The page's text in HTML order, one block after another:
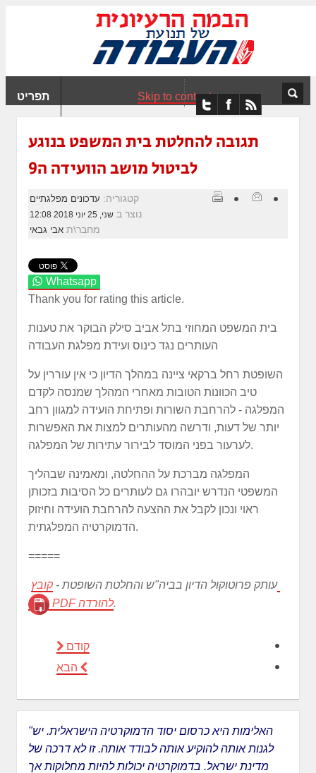
תפריט Skip to content
תגובה להחלטת בית המשפט בנוגע
לביטול מושב הוועידה ה9
קטגוריה: עדכונים מפלגתיים
נוצר ב שני, 25 יוני 2018 12:08
מחבר\ת אבי גבאי
Whatsapp
Thank you for rating this article.
בית המשפט המחוזי בתל אביב סילק הבוקר את טענות
העותרים נגד כינוס ועידת מפלגת העבודה
השופטת רחל ברקאי ציינה במהלך הדיון כי אין עוררין על
טיב הכוונות הטובות מאחרי המהלך שמנסה לקדם
המפלגה - להרחבת השורות ופתיחת הועידה למגוון רחב
יותר של דעות, ודרשה מהעותרים למצות את האפשרות
לערעור בפני המוסד לבירור עתירות של המפלגה.
המפלגה מברכת על ההחלטה, ומאמינה שבהליך
המשפטי הנדרש יובהרו גם לעותרים כל הסיבות בזכותן
ראוי ונכון לקבל את ההצעה להרחבת הועידה וחיזוק
הדמוקרטיה המפלגתית.
=====
עותק פרוטוקול הדיון בביה"ש והחלטת השופטת -קובץ
PDF להורדה.
קודם
הבא
"האלימות היא כרסום יסוד הדמוקרטיה הישראלית. יש
לגנות אותה להוקיע אותה לבודד אותה. זו לא דרכה של
מדינת ישראל. בדמוקרטיה יכולות להיות מחלוקות אך